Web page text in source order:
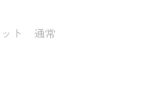
ット 通常